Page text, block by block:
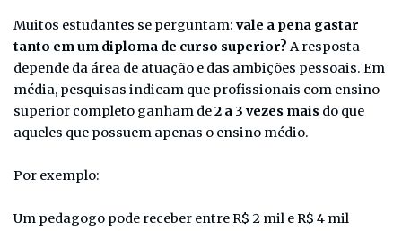
Muitos estudantes se perguntam: vale a pena gastar
tanto em um diploma de curso superior? A resposta
depende da área de atuação e das ambições pessoais. Em
média, pesquisas indicam que profissionais com ensino
superior completo ganham de2 a 3 vezes mais do que
aqueles que possuem apenas o ensino médio.
Por exemplo:
Um pedagogo pode receber entre R$ 2 mil e R$ 4 mil